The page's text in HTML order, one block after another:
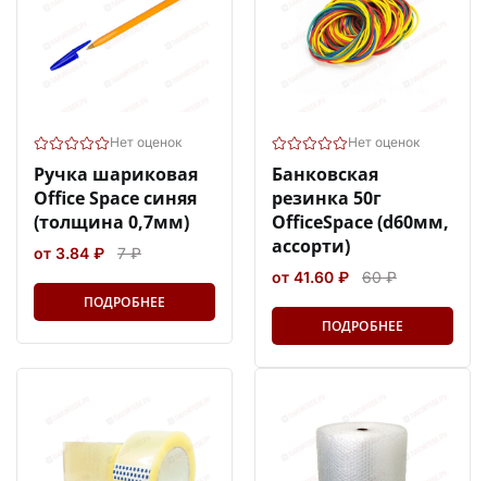
Нет оценок
Ручка шариковая
Office Space синяя
(толщина 0,7мм)
от 3.84 ₽ 7 ₽
ПОДРОБНЕЕ
Нет оценок
Банковская
резинка 50г
OfficeSpace (d60мм,
ассорти)
от 41.60 ₽ 60 ₽
ПОДРОБНЕЕ